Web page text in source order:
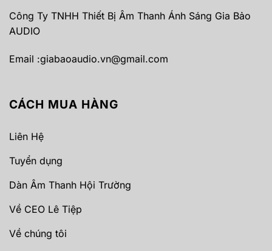
Công Ty TNHH Thiết Bị Âm Thanh Ánh Sáng Gia Bảo
AUDIO
Email :giabaoaudio.vn@gmail.com
CÁCH MUA HÀNG
Liên Hệ
Tuyển dụng
Dàn Âm Thanh Hội Trường
Về CEO Lê Tiệp
Về chúng tôi